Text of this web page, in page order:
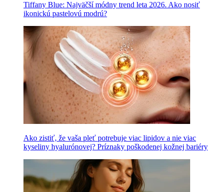
Tiffany Blue: Najväčší módny trend leta 2026. Ako nosiť
ikonickú pastelovú modrú?
Ako zistiť, že vaša pleť potrebuje viac lipidov a nie viac
kyseliny hyalurónovej? Príznaky poškodenej kožnej bariéry